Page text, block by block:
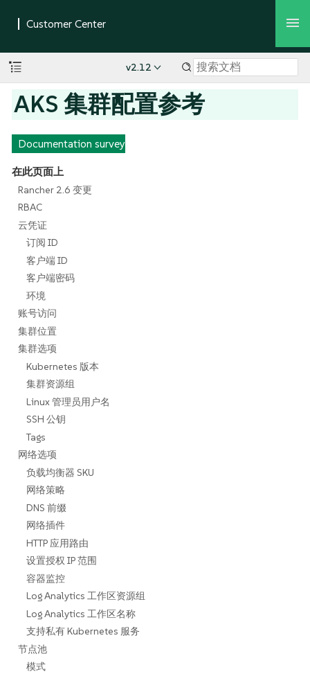
v2.12
AKS 集群配置参考
Documentation survey
在此页面上
Rancher 2.6 变更
RBAC
云凭证
订阅 ID
客户端 ID
客户端密码
环境
账号访问
集群位置
集群选项
Kubernetes 版本
集群资源组
Linux 管理员用户名
SSH 公钥
Tags
网络选项
负载均衡器 SKU
网络策略
DNS 前缀
网络插件
HTTP 应用路由
设置授权 IP 范围
容器监控
Log Analytics 工作区资源组
Log Analytics 工作区名称
支持私有 Kubernetes 服务
节点池
模式